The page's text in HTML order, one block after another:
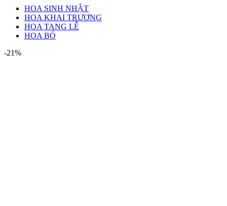
HOA SINH NHẬT
HOA KHAI TRƯƠNG
HOA TANG LỄ
HOA BÓ
-21%